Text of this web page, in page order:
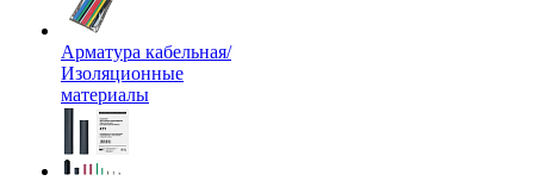
Арматура кабельная/
Изоляционные
материалы